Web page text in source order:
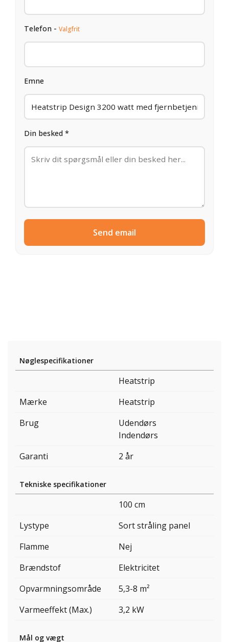
Telefon - Valgfrit
Emne
Din besked *
Send email
Nøglespecifikationer
Heatstrip
Mærke
Heatstrip
Brug
Udendørs
Indendørs
Garanti
2 år
Tekniske specifikationer
100 cm
Lystype
Sort stråling panel
Flamme
Nej
Brændstof
Elektricitet
Opvarmningsområde
5,3-8 m²
Varmeeffekt (Max.)
3,2 kW
Mål og vægt